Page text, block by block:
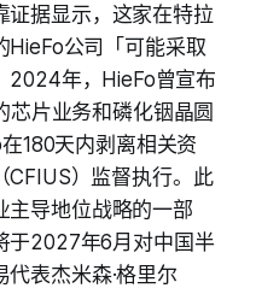
证据显示，这家在特拉
HieFo公司「可能采取
2024年，HieFo曾宣布
芯片业务和磷化铟晶圆
180天内剥离相关资
CFIUS）监督执行。此
主导地位战略的一部
于2027年6月对中国半
表杰米森·格里尔